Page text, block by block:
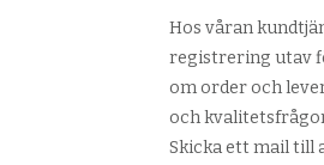
Hos våran
registrering utav
om order och
och
Skicka ett mail till